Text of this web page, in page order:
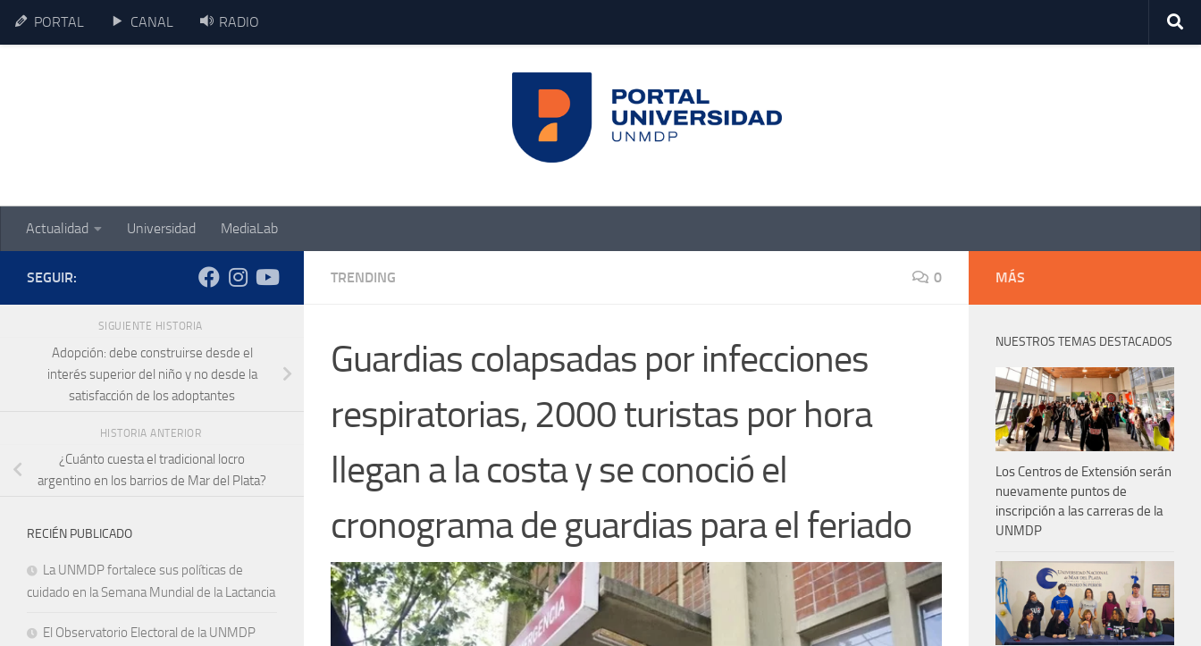
Skip to content
PORTAL CANAL RADIO
Actualidad Universidad MediaLab
TRENDING 0
Guardias colapsadas por infecciones
respiratorias, 2000 turistas por hora
llegan a la costa y se conoció el
cronograma de guardias para el feriado
SEGUIR:
SIGUIENTE HISTORIA
Adopción: debe construirse desde el
interés superior del niño y no desde la
satisfacción de los adoptantes
HISTORIA ANTERIOR
¿Cuánto cuesta el tradicional locro
argentino en los barrios de Mar del Plata?
RECIÉN PUBLICADO
La UNMDP fortalece sus políticas de
cuidado en la Semana Mundial de la Lactancia
El Observatorio Electoral de la UNMDP
MÁS
NUESTROS TEMAS DESTACADOS
Los Centros de Extensión serán
nuevamente puntos de
inscripción a las carreras de la
UNMDP